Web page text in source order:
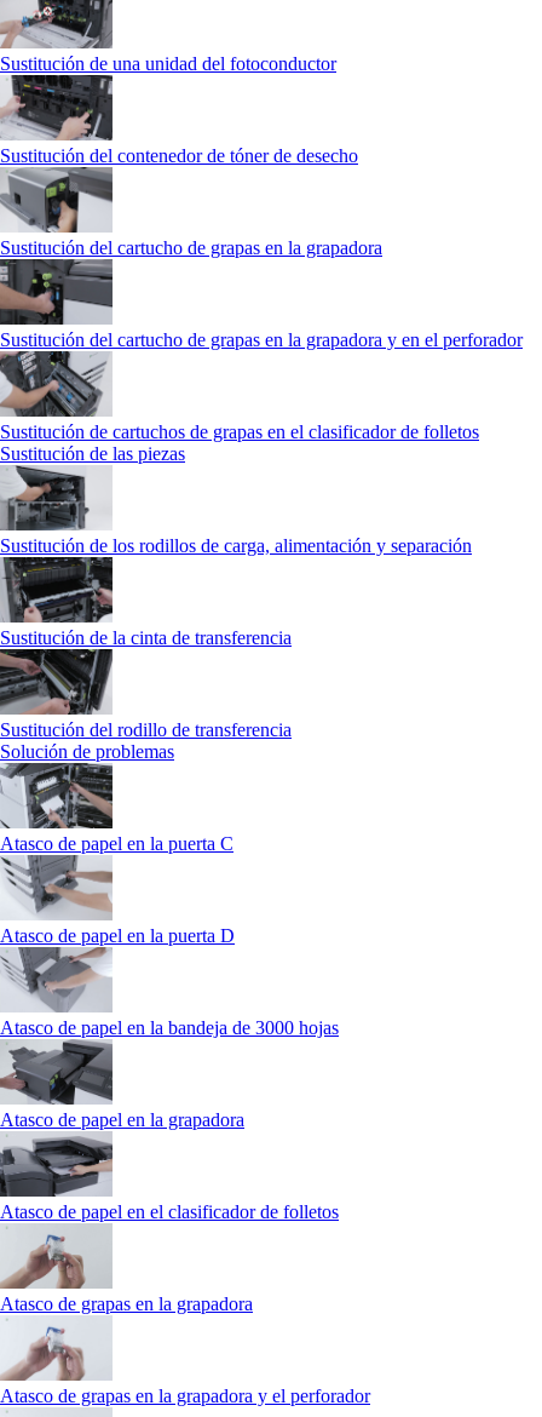
Sustitución de una unidad del fotoconductor
Sustitución del contenedor de tóner de desecho
Sustitución del cartucho de grapas en la grapadora
Sustitución del cartucho de grapas en la grapadora y en el perforador
Sustitución de cartuchos de grapas en el clasificador de folletos
Sustitución de las piezas
Sustitución de los rodillos de carga, alimentación y separación
Sustitución de la cinta de transferencia
Sustitución del rodillo de transferencia
Solución de problemas
Atasco de papel en la puerta C
Atasco de papel en la puerta D
Atasco de papel en la bandeja de 3000 hojas
Atasco de papel en la grapadora
Atasco de papel en el clasificador de folletos
Atasco de grapas en la grapadora
Atasco de grapas en la grapadora y el perforador